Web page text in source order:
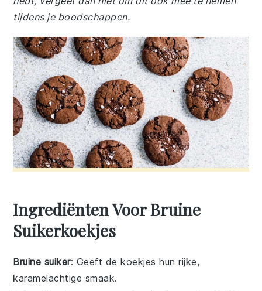
tijdens je boodschappen.
Ingrediënten Voor Bruine
Suikerkoekjes
Bruine suiker: Geeft de koekjes hun rijke,
karamelachtige smaak.